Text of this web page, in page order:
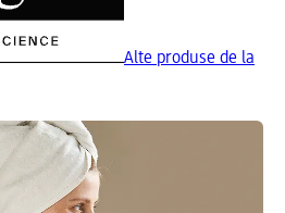
Alte produse de la